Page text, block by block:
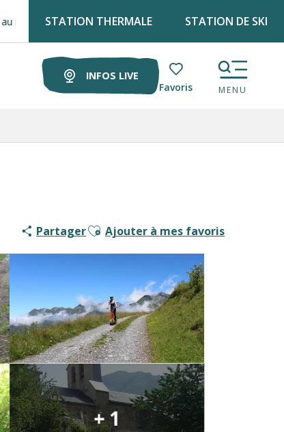
INFOS LIVE
Voir les favoris
STATION THERMALE STATION DE SKI
MENU
PartagerAjouter aux favoris
Ajouter à mes favoris
+ 1